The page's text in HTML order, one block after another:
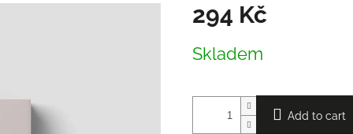
294 Kč
price:
Skladem
Add to cart